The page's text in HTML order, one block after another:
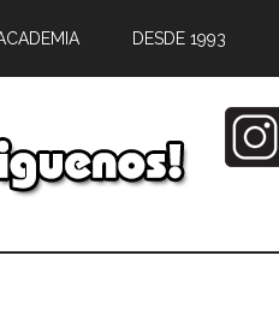
DESDE 1993